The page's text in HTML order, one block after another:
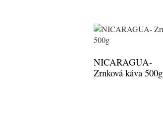
NICARAGUA-
Zrnková káva 500g